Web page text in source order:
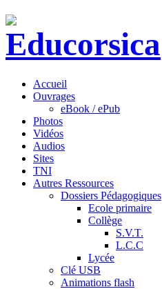
Accueil
Ouvrages
eBook / ePub
Photos
Vidéos
Audios
Sites
TNI
Autres Ressources
Dossiers Pédagogiques
Ecole primaire
Collège
S.V.T.
L.C.C
Lycée
Clé USB
Animations flash